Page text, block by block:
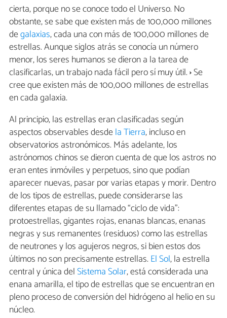
cierta, porque no se conoce todo el Universo. No
obstante, se sabe que existen más de 100,000 millones
degalaxias, cada una con más de 100,000 millones de
estrellas. Aunque siglos atrás se conocía un número
menor, los seres humanos se dieron a la tarea de
clasificarlas, un trabajo nada fácil pero sí muy útil.›Se
cree que existen más de 100,000 millones de estrellas
en cada galaxia.
Al principio, las estrellas eran clasificadas según
aspectos observables desdela Tierra, incluso en
observatorios astronómicos. Más adelante, los
astrónomos chinos se dieron cuenta de que los astros no
eran entes inmóviles y perpetuos, sino que podían
aparecer nuevas, pasar por varias etapas y morir. Dentro
de los tipos de estrellas, puede considerarse las
diferentes etapas de su llamado “ciclo de vida”:
protoestrellas, gigantes rojas, enanas blancas, enanas
negras y sus remanentes (residuos) como las estrellas
de neutrones y los agujeros negros, si bien estos dos
últimos no son precisamente estrellas. El Sol, la estrella
central y única delSistema Solar, está considerada una
enana amarilla, el tipo de estrellas que se encuentran en
pleno proceso de conversión del hidrógeno al helio en su
núcleo.